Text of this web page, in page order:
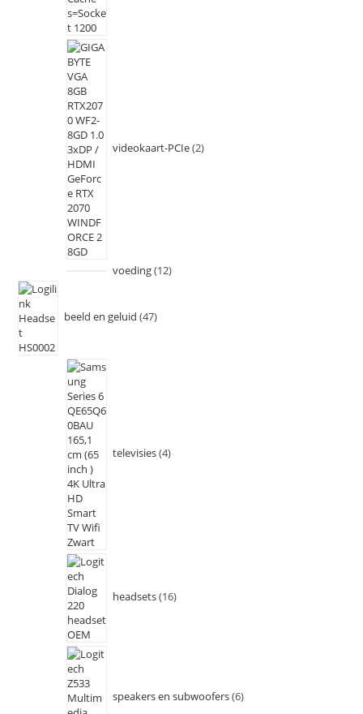
videokaart-PCIe 2
voeding 12
beeld en geluid 47
televisies 4
headsets 16
speakers en subwoofers 6